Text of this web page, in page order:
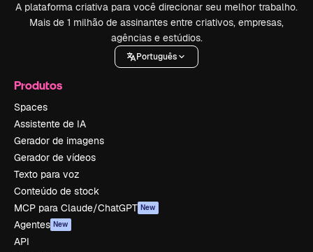
A plataforma criativa para você direcionar seu melhor trabalho.
Mais de 1 milhão de assinantes entre criativos, empresas,
agências e estúdios.
Português
Produtos
Spaces
Assistente de IA
Gerador de imagens
Gerador de vídeos
Texto para voz
Conteúdo de stock
MCP para Claude/ChatGPT New
Agentes New
API